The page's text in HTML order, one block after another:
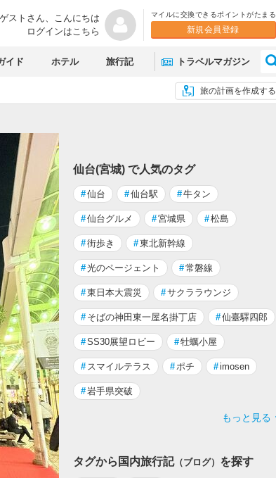
ゲストさん、 こんにちは
ログインはこちら
マイルに交換できるポイントがたまる
新規会員登録
イド ホテル 旅行記 トラベルマガジン
旅の計画を作成する
仙台(宮城) で人気のタグ
#仙台 #仙台駅 #牛タン
#仙台グルメ #宮城県 #松島
#街歩き #東北新幹線
#光のページェント #常磐線
#東日本大震災 #サクララウンジ
# そばの神田東一屋名掛丁店 #仙臺驛四郎
#SS30展望ロビー #牡蠣小屋
# スマイルテラス #ポチ #imosen
#岩手県突破
もっと見る
タグから国内旅行記（ブログ） を探す